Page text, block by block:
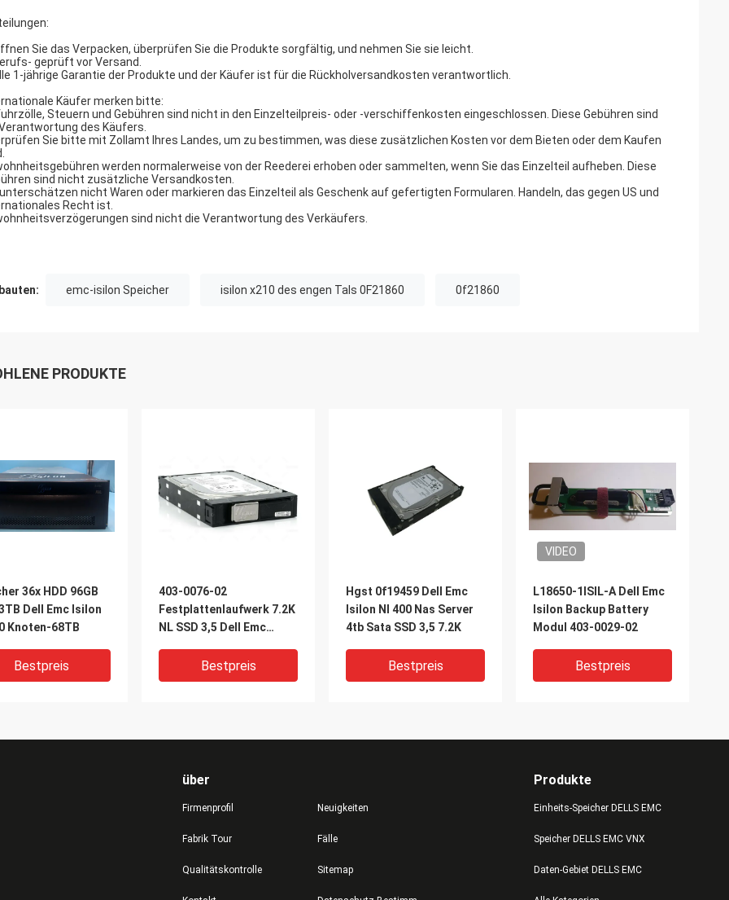
Sie das Verpacken, überprüfen Sie die Produkte sorgfältig, und nehmen Sie sie leicht.
geprüft vor Versand.
1-jährige Garantie der Produkte und der Käufer ist für die Rückholversandkosten verantwortlich.
Käufer merken bitte:
Steuern und Gebühren sind nicht in den Einzelteilpreis- oder -verschiffenkosten eingeschlossen. Diese Gebühren sind
des Käufers.
Sie bitte mit Zollamt Ihres Landes, um zu bestimmen, was diese zusätzlichen Kosten vor dem Bieten oder dem Kaufen
werden normalerweise von der Reederei erhoben oder sammelten, wenn Sie das Einzelteil aufheben. Diese
sind nicht zusätzliche Versandkosten.
nicht Waren oder markieren das Einzelteil als Geschenk auf gefertigten Formularen. Handeln, das gegen US und
Recht ist.
sind nicht die Verantwortung des Verkäufers.
emc-isilon Speicher isilon x210 des engen Tals 0F21860 0f21860
PRODUKTE
36x HDD 96GB
Dell Emc Isilon
Knoten-68TB
Bestpreis
403-0076-02
Festplattenlaufwerk 7.2K
NL SSD 3,5 Dell Emc
Bestpreis
Hgst 0f19459 Dell Emc
Isilon Nl 400 Nas Server
4tb Sata SSD 3,5 7.2K
Bestpreis
VIDEO
L18650-1ISIL-A Dell Emc
Isilon Backup Battery
Modul 403-0029-02
Bestpreis
403-0166-01 Dell Emc 071-000-609-01 005051022 118000032
über
Firmenprofil
Fabrik Tour
Qualitätskontrolle
Neuigkeiten
Fälle
Sitemap
Produkte
Einheits-Speicher DELLS EMC
Speicher DELLS EMC VNX
Daten-Gebiet DELLS EMC